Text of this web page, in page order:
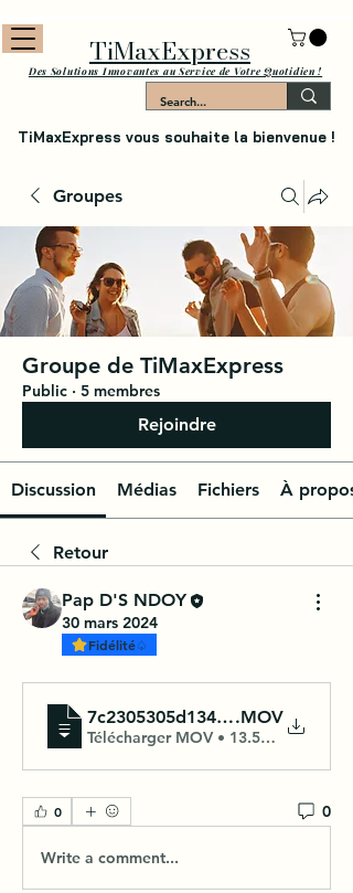
TiMaxExpress vous souhaite la bienvenue !
Des Solutions Innovantes au Service de Votre Quotidien !
TiMaxExpress
Groupes
Groupe de TiMaxExpress
Public · 5 membres
Rejoindre
Discussion Médias Fichiers À propos
Retour
Pap D'S NDOY
30 mars 2024
Fidélité♤
.MOV
Télécharger MOV • 13.50MB
0 0
Write a comment...